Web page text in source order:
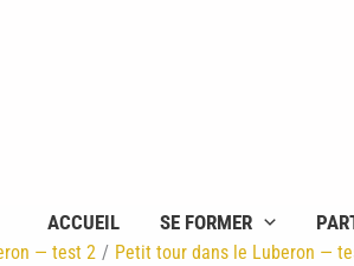
ACCUEIL SE FORMER
— test 2 Petit tour dans le Luberon —